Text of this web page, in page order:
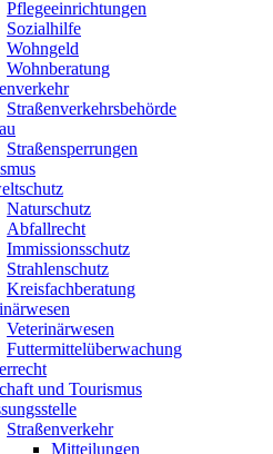
Pflegeeinrichtungen
Sozialhilfe
Wohngeld
Wohnberatung
Straßenverkehrsbehörde
Straßensperrungen
Naturschutz
Abfallrecht
Immissionsschutz
Strahlenschutz
Kreisfachberatung
Veterinärwesen
Futtermittelüberwachung
und Tourismus
Straßenverkehr
Mitteilungen